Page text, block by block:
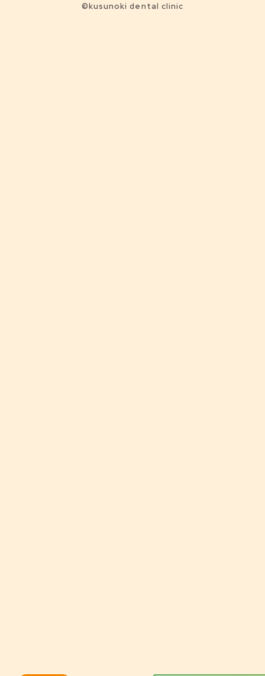
©kusunoki dental clinic